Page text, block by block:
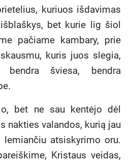
kuriuos išdavimas
bet kurie lig šiol
pačiame kambary, prie
kuris juos slegia,
šviesa, bendra
bet ne sau kentėjo dėl
nakties valandos, kurią jau
lemiančiu atsiskyrimo oru.
Kristaus veidas,